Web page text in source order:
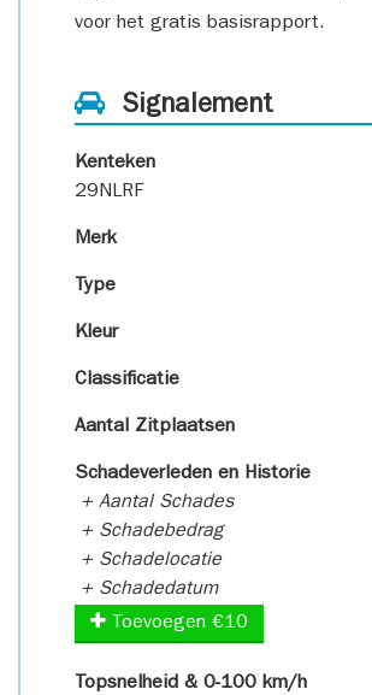
voor het gratis basisrapport.
Signalement
Kenteken
29NLRF
Merk
Type
Kleur
Classificatie
Aantal Zitplaatsen
Schadeverleden en Historie
+ Aantal Schades
+ Schadebedrag
+ Schadelocatie
+ Schadedatum
Toevoegen €10
Topsnelheid & 0-100 km/h